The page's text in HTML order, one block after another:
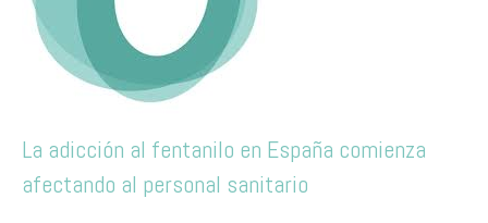
La adicción al fentanilo en España comienza
afectando al personal sanitario